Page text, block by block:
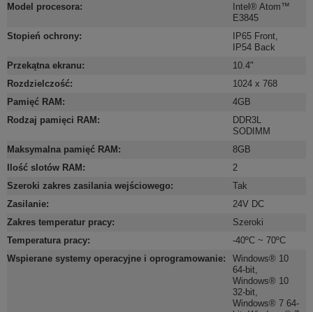
Model procesora:
Intel® Atom™
E3845
Stopień ochrony: IP65 Front,
IP54 Back
Przekątna ekranu:
10.4"
Rozdzielczość:
1024 x 768
Pamięć RAM :
4GB
Rodzaj pamięci RAM :
DDR3L
SODIMM
Maksymalna pamięć RAM :
8GB
Ilość slotów RAM :
2
Szeroki zakres zasilania wejściowego:
Tak
Zasilanie:
24V DC
Zakres temperatur pracy:
Szeroki
Temperatura pracy:
-40ºC ~ 70ºC
Wspierane systemy operacyjne i oprogramowanie:
Windows® 10
64-bit,
Windows® 10
32-bit,
Windows® 7 64-